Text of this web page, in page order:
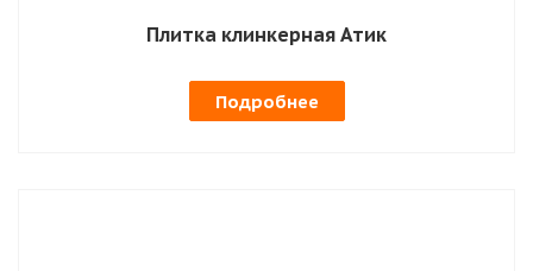
Плитка клинкерная Атик
Подробнее